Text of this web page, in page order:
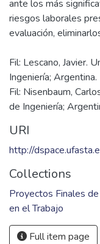
ante los más
riesgos laborales
Fil: Lescano, Javier.
Ingeniería; Argentina.
Fil: Nisenbaum,
de Ingeniería;
URI
http://
Collections
Proyectos Finales
en el Trabajo
Full item page